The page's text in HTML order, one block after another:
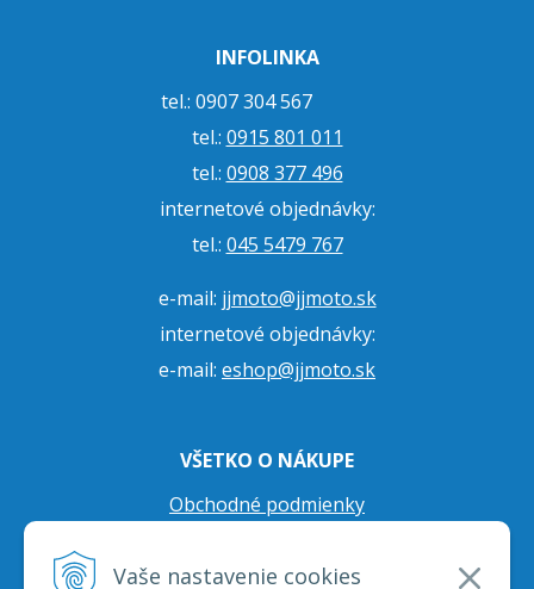
Vaše nastavenie cookies
INFOLINKA
tel.: 0907 304 567
tel.: 0915 801 011
tel.: 0908 377 496
internetové objednávky:
tel.: 045 5479 767
e-mail: jjmoto@jjmoto.sk
internetové objednávky:
e-mail: eshop@jjmoto.sk
VŠETKO O NÁKUPE
Obchodné podmienky
Prepravné podmienky